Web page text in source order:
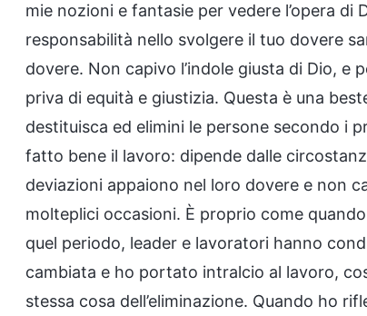
mie nozioni e fantasie per vedere l’opera
responsabilità nello svolgere il tuo dovere
dovere. Non capivo l’indole giusta di Dio, e
priva di equità e giustizia. Questa è una
destituisca ed elimini le persone secondo i
fatto bene il lavoro: dipende dalle
deviazioni appaiono nel loro dovere e non
molteplici occasioni. È proprio come
quel periodo, leader e lavoratori hanno
cambiata e ho portato intralcio al lavoro,
stessa cosa dell’eliminazione. Quando ho